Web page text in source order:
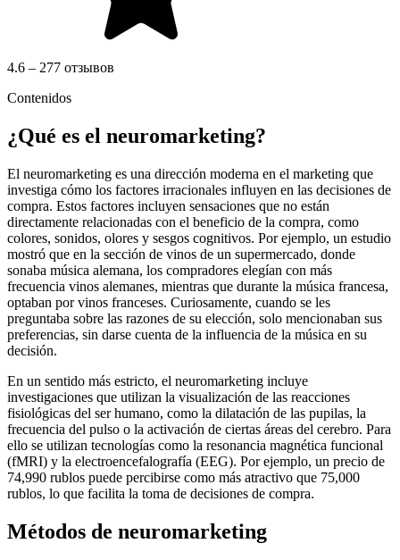
4.6 – 277 отзывов
Contenidos
¿Qué es el neuromarketing?
El neuromarketing es una dirección moderna en el marketing que
investiga cómo los factores irracionales influyen en las decisiones de
compra. Estos factores incluyen sensaciones que no están
directamente relacionadas con el beneficio de la compra, como
colores, sonidos, olores y sesgos cognitivos. Por ejemplo, un estudio
mostró que en la sección de vinos de un supermercado, donde
sonaba música alemana, los compradores elegían con más
frecuencia vinos alemanes, mientras que durante la música francesa,
optaban por vinos franceses. Curiosamente, cuando se les
preguntaba sobre las razones de su elección, solo mencionaban sus
preferencias, sin darse cuenta de la influencia de la música en su
decisión.
En un sentido más estricto, el neuromarketing incluye
investigaciones que utilizan la visualización de las reacciones
fisiológicas del ser humano, como la dilatación de las pupilas, la
frecuencia del pulso o la activación de ciertas áreas del cerebro. Para
ello se utilizan tecnologías como la resonancia magnética funcional
(fMRI) y la electroencefalografía (EEG). Por ejemplo, un precio de
74,990 rublos puede percibirse como más atractivo que 75,000
rublos, lo que facilita la toma de decisiones de compra.
Métodos de neuromarketing